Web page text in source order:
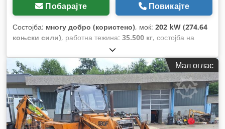
Побарајте Повикајте
Состојба: многу добро (користено), моќ: 202 kW (274,64
коњски сили), работна тежина: 35.500 кг, состојба на
, Година на изградба:
часови:9.139 h, Опрема:клима уред,
Мал оглас